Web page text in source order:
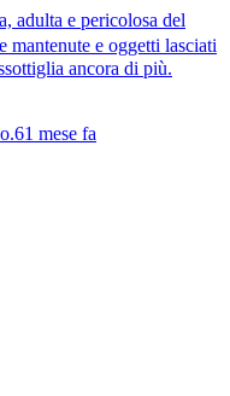
adulta e pericolosa del
e oggetti lasciati
ancora di più.
1 mese fa